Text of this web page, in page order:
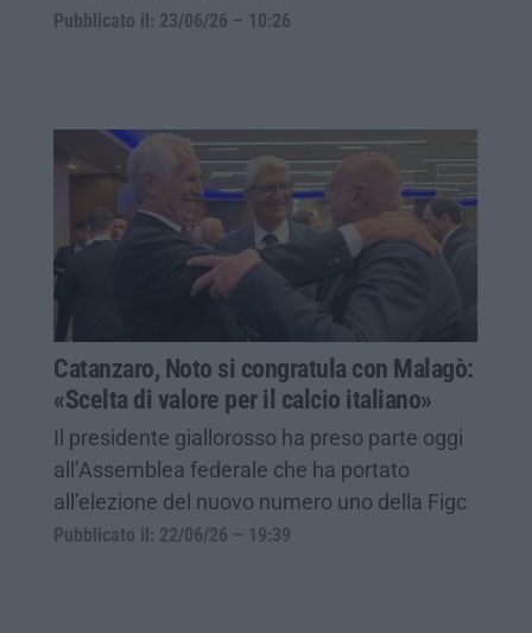
Pubblicato il: 23/06/26 – 10:26
Catanzaro, Noto si congratula con Malagò:
«Scelta di valore per il calcio italiano»
Il presidente giallorosso ha preso parte oggi
all’Assemblea federale che ha portato
all’elezione del nuovo numero uno della Figc
Pubblicato il: 22/06/26 – 19:39